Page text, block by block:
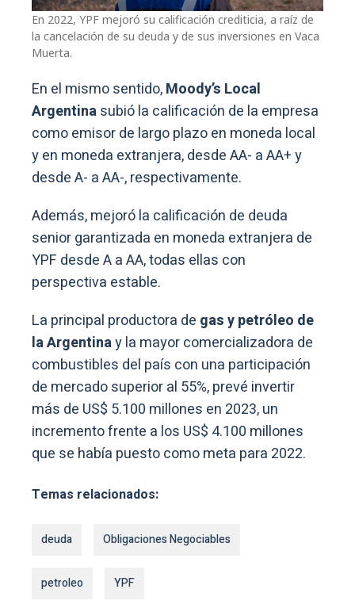
En 2022, YPF mejoró su calificación crediticia, a raíz de
la cancelación de su deuda y de sus inversiones en Vaca
Muerta.
En el mismo sentido,Moody’s Local
Argentinasubió la calificación de la empresa
como emisor de largo plazo en moneda local
y en moneda extranjera, desde AA- a AA+ y
desde A- a AA-, respectivamente.
Además, mejoró la calificación de deuda
senior garantizada en moneda extranjera de
YPF desde A a AA, todas ellas con
perspectiva estable.
La principal productora de gas y petróleo de
la Argentinay la mayor comercializadora de
combustibles del país con una participación
de mercado superior al 55%, prevé invertir
más de US$ 5.100 millones en 2023, un
incremento frente a los US$ 4.100 millones
que se había puesto como meta para 2022.
Temas relacionados:
deuda Obligaciones Negociables
petroleo YPF